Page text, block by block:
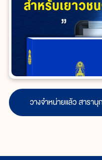
วางจำหน่ายแล้ว สารา